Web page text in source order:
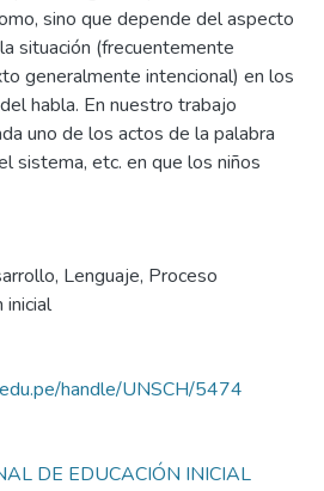
sino que depende del aspecto
situación (frecuentemente
generalmente intencional) en los
habla. En nuestro trabajo
uno de los actos de la palabra
sistema, etc. en que los niños
, Lenguaje, Proceso
inicial
handle/UNSCH/5474
DE EDUCACIÓN INICIAL